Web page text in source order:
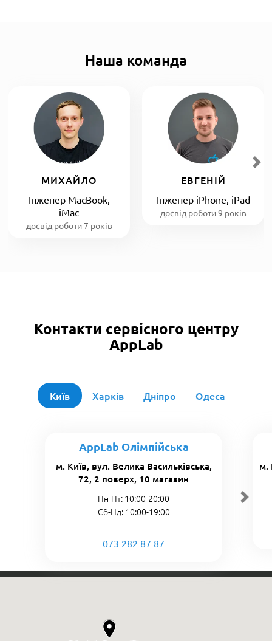
Наша команда
МИХАЙЛО
Інженер MacBook,
iMac
досвід роботи 7 років
ЕВГЕНІЙ
Інженер iPhone, iPad
досвід роботи 9 років
Контакти сервісного центру
AppLab
Київ Харків Дніпро Одеса
AppLab Олімпійська
м. Київ, вул. Велика Васильківська,
72, 2 поверх, 10 магазин
Пн-Пт: 10:00-20:00
Сб-Нд: 10:00-19:00
073 282 87 87
м.